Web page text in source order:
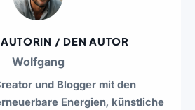
/ DEN AUTOR
Wolfgang
und Blogger mit den
Energien, künstliche